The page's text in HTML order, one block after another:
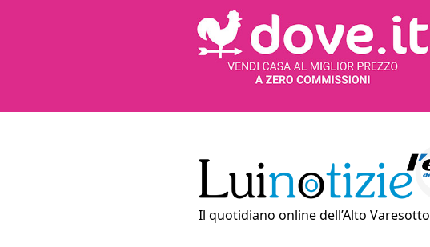
Il quotidiano online dell’Alto Varesotto